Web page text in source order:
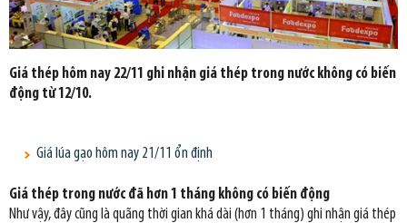
Giá thép hôm nay 22/11 ghi nhận giá thép trong nước không có biến
động từ 12/10.
Giá lúa gạo hôm nay 21/11 ổn định
Giá thép trong nước đã hơn 1 tháng không có biến động
Như vậy, đây cũng là quãng thời gian khá dài (hơn 1 tháng) ghi nhận giá thép